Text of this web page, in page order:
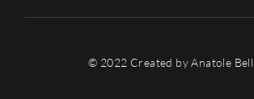
© 2022 Created by Anatole